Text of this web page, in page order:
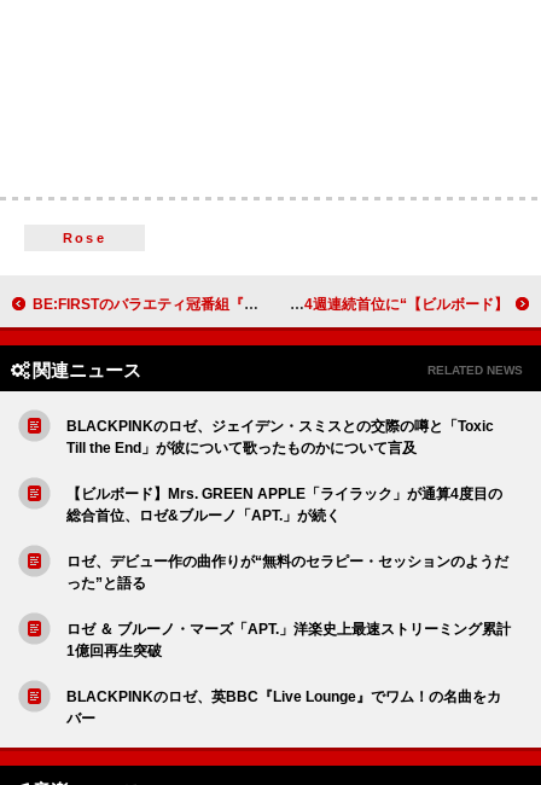
Rose
BE:FIRSTのバラエティ冠番組『BE:FIRST TV Season2』DVD＆Blu-ray発売決定 【ビルボード】“ニコニコ VOCALOID SONGS TOP20”、DECO*27「モニタリング」4週連続首位に
関連ニュース RELATED NEWS
BLACKPINKのロゼ、ジェイデン・スミスとの交際の噂と「Toxic
Till the End」が彼について歌ったものかについて言及
【ビルボード】Mrs. GREEN APPLE「ライラック」が通算4度目の
総合首位、ロゼ&ブルーノ「APT.」が続く
ロゼ、デビュー作の曲作りが“無料のセラピー・セッションのようだ
った”と語る
ロゼ ＆ ブルーノ・マーズ「APT.」洋楽史上最速ストリーミング累計
1億回再生突破
BLACKPINKのロゼ、英BBC『Live Lounge』でワム！の名曲をカ
バー